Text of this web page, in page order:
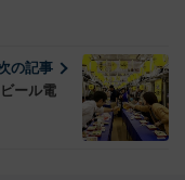
の記事
ール電